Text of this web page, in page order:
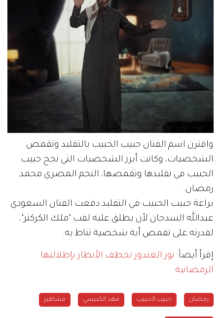
واقترن اسم الفنان حبيب الحبيب بالتقليد وتقمص
الشخصيات، وكانت أبرز الشخصيات التي نجح حبيب
الحبيب في تقليدها وتقمصها، النجم المصري محمد
رمضان.
براعة حبيب الحبيب في التقليد دفعت الفنان السعودي
عبدالله السدحان لأن يطلق عليه لقب "ملك الكركتر"،
لقدرته على تقمص أية شخصية تناط به.
إقرأ أيضاً: نور الغندور تخطف الأنظار بإطلالتها
الرمضانية
رمضان حبيب الحبيب فهد الكبيسي مشاهير